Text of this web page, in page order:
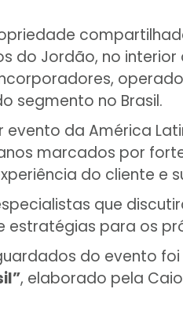
Jordão, no interior
segmento no Brasil.
evento da América
marcados por
do cliente e
que
estratégias para os
do evento
, elaborado pela